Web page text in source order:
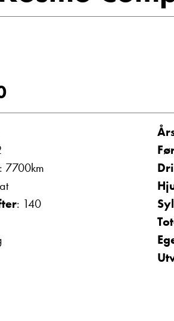
Holthe May-Liz
Butikkselger
Vis
Vis epost
: 7700km
: 140